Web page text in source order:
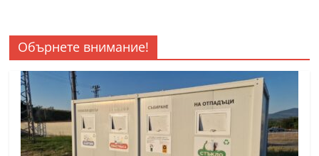
Обърнете внимание!